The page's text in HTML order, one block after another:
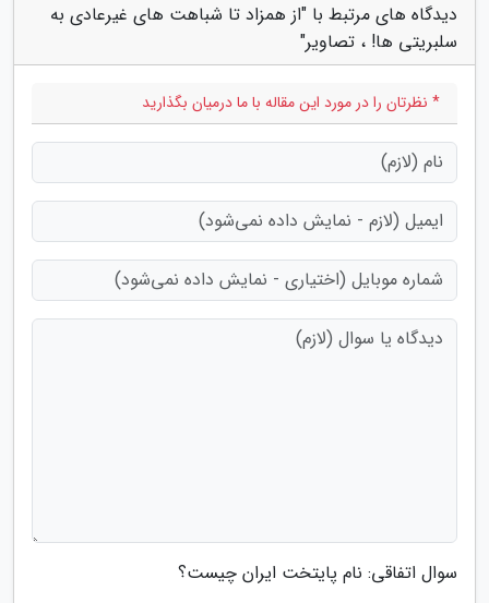
دیدگاه های مرتبط با "از همزاد تا شباهت های غیرعادی به
سلبریتی ها! ، تصاویر"
* نظرتان را در مورد این مقاله با ما درمیان بگذارید
سوال اتفاقی: نام پایتخت ایران چیست؟